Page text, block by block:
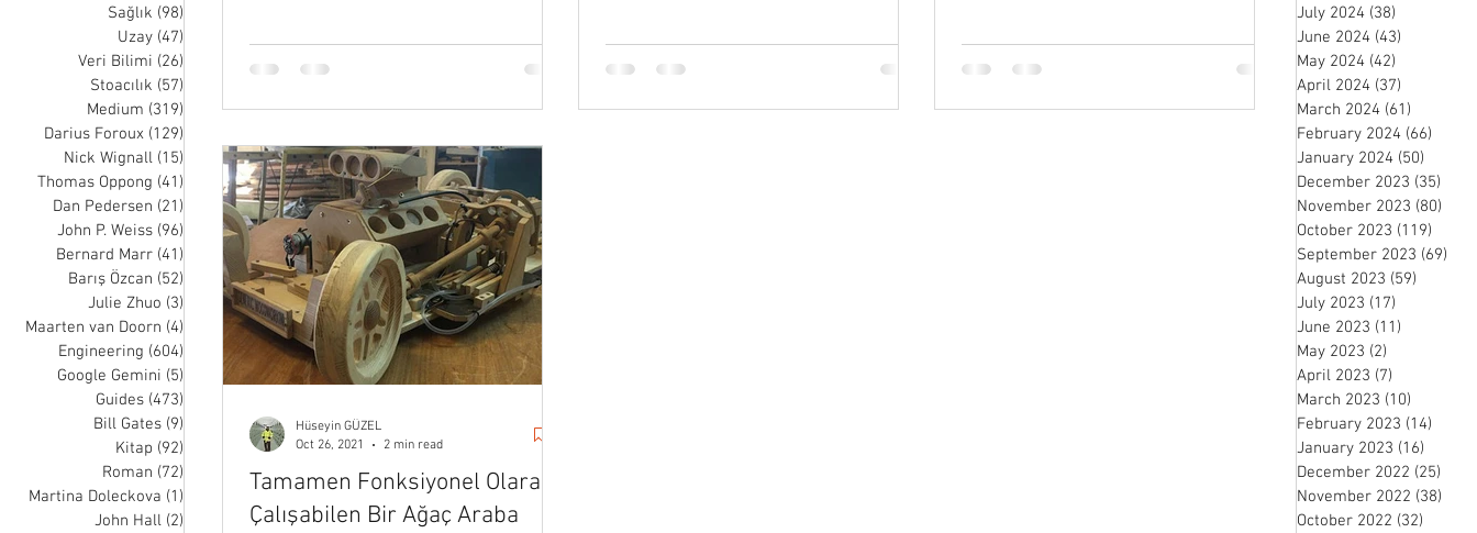
Sağlık (98)
Uzay (47)
Veri Bilimi (26)
Stoacılık (57)
Medium (319) 319 posts
Darius Foroux (129)
Nick Wignall (15) 15 posts
Thomas Oppong (41) 41 posts
Dan Pedersen (21) 21 posts
John P. Weiss (96) 96 posts
Bernard Marr (41) 41 posts
Barış Özcan (52) 52 posts
Julie Zhuo (3) 3 posts
Maarten van Doorn (4) 4 posts
Engineering (604) 604 posts
Google Gemini (5) 5 posts
Guides (473)
Bill Gates (9)
Kitap (92)
Roman (72)
Martina Doleckova (1)
John Hall (2)
Tamamen Fonksiyonel Olarak
Çalışabilen Bir Ağaç Araba
Hüseyin GÜZEL
Oct 26, 2021
2 min read
July 2024 (38)
June 2024 (43)
May 2024 (42)
April 2024 (37)
March 2024 (61)
February 2024 (66)
January 2024 (50)
December 2023 (35)
November 2023 (80)
October 2023 (119)
September 2023 (69)
August 2023 (59)
July 2023 (17)
June 2023 (11)
May 2023 (2)
April 2023 (7)
March 2023 (10)
February 2023 (14)
January 2023 (16)
December 2022 (25)
November 2022 (38)
October 2022 (32)